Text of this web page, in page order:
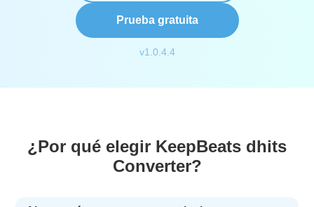
Prueba gratuita
v1.0.4.4
¿Por qué elegir KeepBeats dhits
Converter?